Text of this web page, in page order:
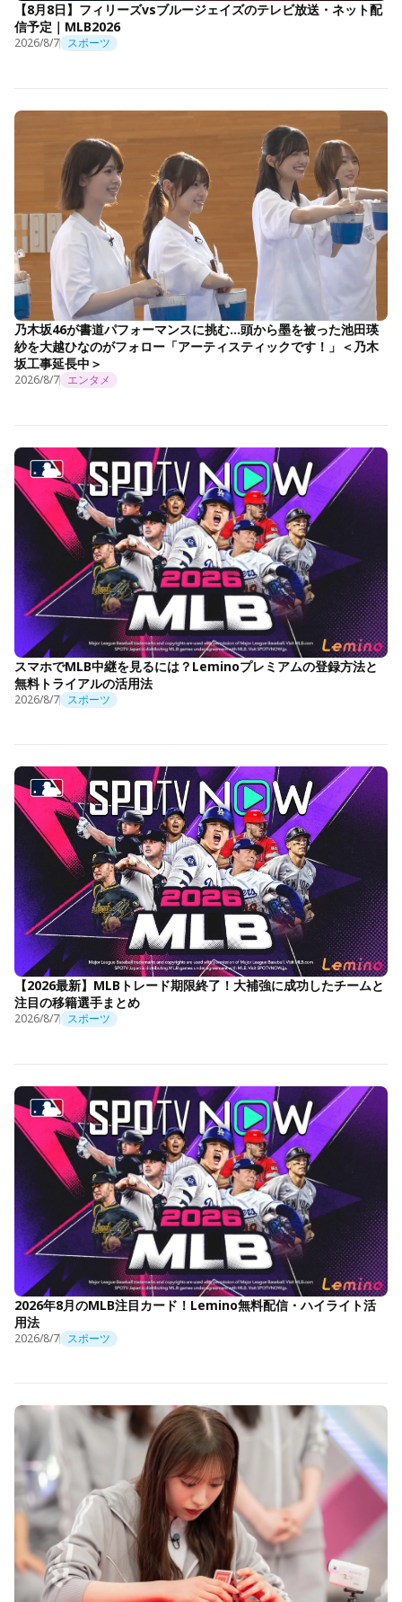
【8月8日】フィリーズvsブルージェイズのテレビ放送・ネット配
信予定｜MLB2026
2026/8/7 スポーツ
乃木坂46が書道パフォーマンスに挑む…頭から墨を被った池田瑛
紗を大越ひなのがフォロー「アーティスティックです！」＜乃木
坂工事延長中＞
2026/8/7 エンタメ
スマホでMLB中継を見るには？Leminoプレミアムの登録方法と
無料トライアルの活用法
2026/8/7 スポーツ
【2026最新】MLBトレード期限終了！大補強に成功したチームと
注目の移籍選手まとめ
2026/8/7 スポーツ
2026年8月のMLB注目カード！Lemino無料配信・ハイライト活
用法
2026/8/7 スポーツ